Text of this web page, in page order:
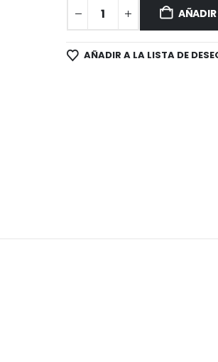
AÑADIR A LA LISTA DE